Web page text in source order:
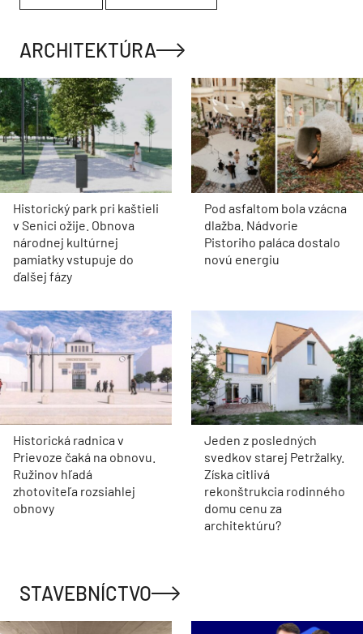
ARCHITEKTÚRA
Historický park pri kaštieli
v Senici ožije. Obnova
národnej kultúrnej
pamiatky vstupuje do
ďalšej fázy
Pod asfaltom bola vzácna
dlažba. Nádvorie
Pistoriho paláca dostalo
novú energiu
Historická radnica v
Prievoze čaká na obnovu.
Ružinov hľadá
zhotoviteľa rozsiahlej
obnovy
Jeden z posledných
svedkov starej Petržalky.
Získa citlivá
rekonštrukcia rodinného
domu cenu za
architektúru?
STAVEBNÍCTVO